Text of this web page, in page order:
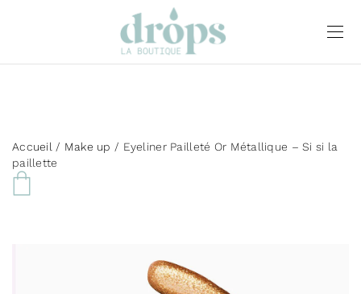
Accueil / Make up / Eyeliner Pailleté Or Métallique – Si si la
paillette